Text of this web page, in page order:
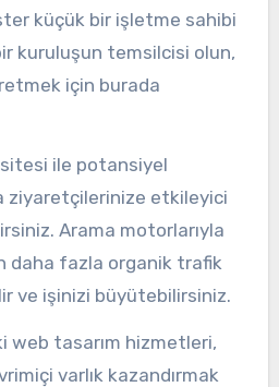
küçük bir işletme sahibi
kuruluşun temsilcisi olun,
için burada
ile potansiyel
ziyaretçilerinize etkileyici
Arama motorlarıyla
daha fazla organik trafik
ve işinizi büyütebilirsiniz.
web tasarım hizmetleri,
varlık kazandırmak